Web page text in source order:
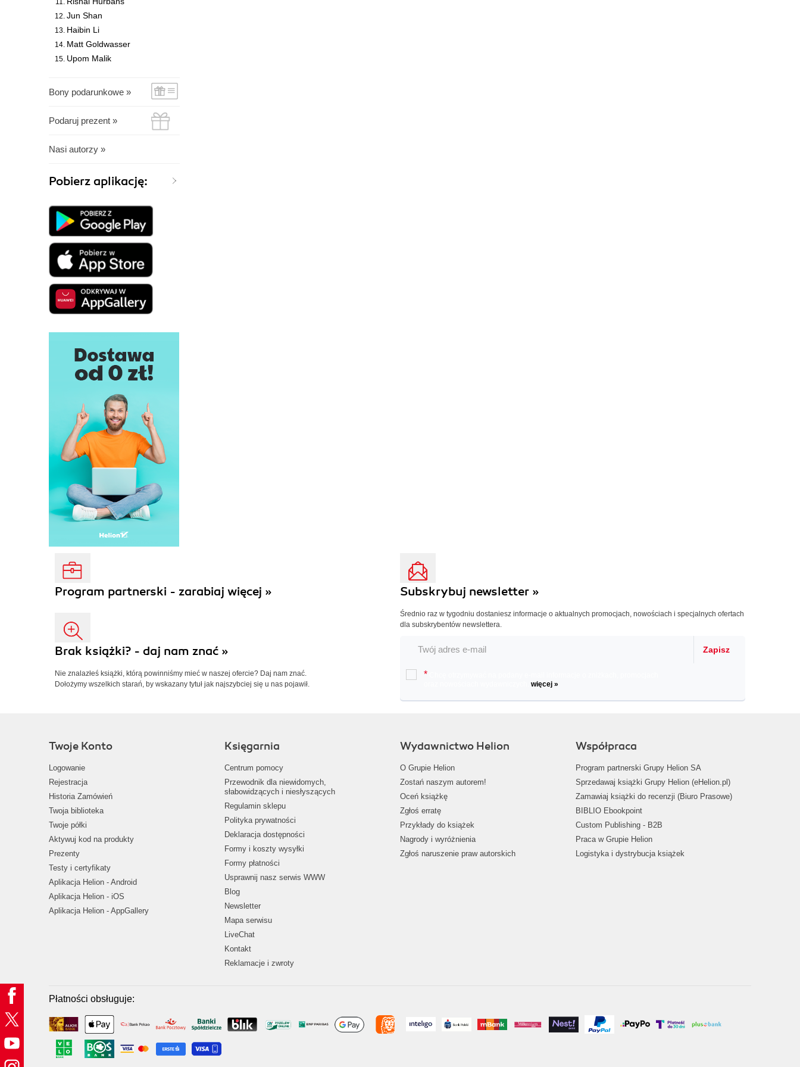
Jun Shan
Haibin Li
Matt Goldwasser
Upom Malik
Bony podarunkowe »
Podaruj prezent »
Nasi autorzy »
Pobierz aplikację:
Program partnerski - zarabiaj więcej »
Brak książki? - daj nam znać »
Nie znalazłeś książki, którą powinniśmy mieć w naszej ofercie? Daj nam znać.
Dołożymy wszelkich starań, by wskazany tytuł jak najszybciej się u nas pojawił.
Subskrybuj newsletter »
Średnio raz w tygodniu dostaniesz informacje o aktualnych promocjach, nowościach i specjalnych ofertach
dla subskrybentów newslettera.
Zapisz
*
więcej »
Twoje Konto
Logowanie
Rejestracja
Historia Zamówień
Twoja biblioteka
Twoje półki
Aktywuj kod na produkty
Prezenty
Testy i certyfikaty
Aplikacja Helion - Android
Aplikacja Helion - iOS
Aplikacja Helion - AppGallery
Księgarnia
Centrum pomocy
Przewodnik dla niewidomych,
słabowidzących i niesłyszących
Regulamin sklepu
Polityka prywatności
Deklaracja dostępności
Formy i koszty wysyłki
Formy płatności
Usprawnij nasz serwis WWW
Blog
Newsletter
Mapa serwisu
LiveChat
Kontakt
Reklamacje i zwroty
Wydawnictwo Helion
O Grupie Helion
Zostań naszym autorem!
Oceń książkę
Zgłoś erratę
Przykłady do książek
Nagrody i wyróżnienia
Zgłoś naruszenie praw autorskich
Współpraca
Program partnerski Grupy Helion SA
Sprzedawaj książki Grupy Helion (eHelion.pl)
Zamawiaj książki do recenzji (Biuro Prasowe)
BIBLIO Ebookpoint
Custom Publishing - B2B
Praca w Grupie Helion
Logistyka i dystrybucja książek
Płatności obsługuje: